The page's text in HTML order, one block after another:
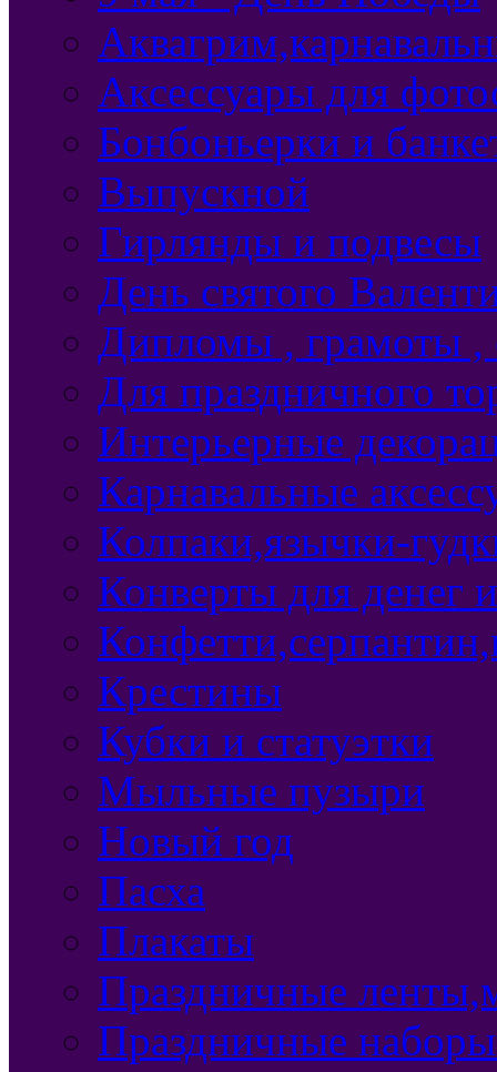
Аксессуары для
Бонбоньерки и
Выпускной
Гирлянды и подвесы
День святого
Дипломы , грамоты ,
Для праздничного
Интерьерные
Карнавальные
Колпаки,язычки-
Конверты для денег
Крестины
Кубки и статуэтки
Мыльные пузыри
Новый год
Пасха
Плакаты
Праздничные
Праздничные